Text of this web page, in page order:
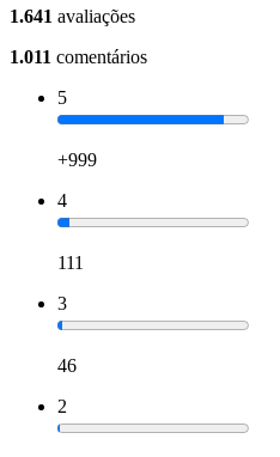
1.641 avaliações
1.011 comentários
5
+999
4
111
3
46
2